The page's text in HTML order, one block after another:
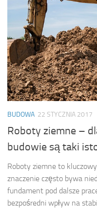
BUDOWA 22 STYCZNIA 2017
Roboty ziemne –
budowie są taki
Roboty ziemne to
znaczenie często bywa
fundament pod dalsze
bezpośredni wpływ na